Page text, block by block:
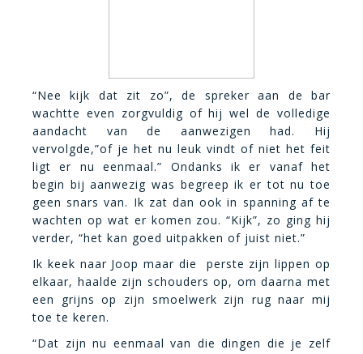
“Nee kijk dat zit zo”, de spreker aan de bar
wachtte even zorgvuldig of hij wel de volledige
aandacht van de aanwezigen had. Hij
vervolgde,”of je het nu leuk vindt of niet het feit
ligt er nu eenmaal.” Ondanks ik er vanaf het
begin bij aanwezig was begreep ik er tot nu toe
geen snars van. Ik zat dan ook in spanning af te
wachten op wat er komen zou. “Kijk”, zo ging hij
verder, “het kan goed uitpakken of juist niet.”
Ik keek naar Joop maar die perste zijn lippen op
elkaar, haalde zijn schouders op, om daarna met
een grijns op zijn smoelwerk zijn rug naar mij
toe te keren.
“Dat zijn nu eenmaal van die dingen die je zelf